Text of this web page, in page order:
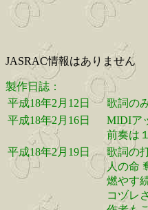
JASRAC情報はありません
製作日誌：
平成18年2月12日
歌詞の
平成18年2月16日
MIDIア
前奏は
平成18年2月19日
歌詞の
人の命
燃やす
コヅレ